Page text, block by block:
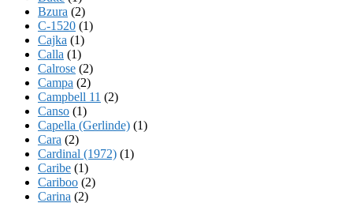
Bzura (2)
C-1520 (1)
Cajka (1)
Calla (1)
Calrose (2)
Campa (2)
Campbell 11 (2)
Canso (1)
Capella (Gerlinde) (1)
Cara (2)
Cardinal (1972) (1)
Caribe (1)
Cariboo (2)
Carina (2)